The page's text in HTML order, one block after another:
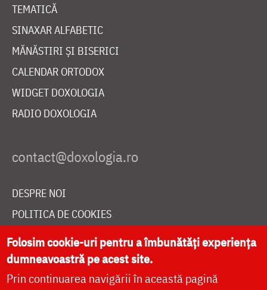
TEMATICĂ
SINAXAR ALFABETIC
MĂNĂSTIRI ȘI BISERICI
CALENDAR ORTODOX
WIDGET DOXOLOGIA
RADIO DOXOLOGIA
DESPRE NOI
POLITICA DE COOKIES
DONEAZĂ ONLINE PENTRU CATEDRALA NAȚIONALĂ
LIVE
Folosim cookie-uri pentru a îmbunătăți experiența
dumneavoastră pe acest site.
Prin continuarea navigării în această pagină